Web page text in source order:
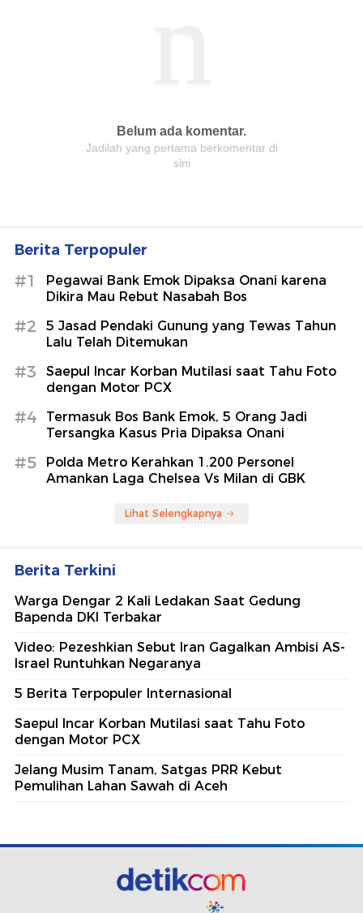
Berita Terpopuler
#1
Pegawai Bank Emok Dipaksa Onani karena
Dikira Mau Rebut Nasabah Bos
#2
5 Jasad Pendaki Gunung yang Tewas Tahun
Lalu Telah Ditemukan
#3
Saepul Incar Korban Mutilasi saat Tahu Foto
dengan Motor PCX
#4
Termasuk Bos Bank Emok, 5 Orang Jadi
Tersangka Kasus Pria Dipaksa Onani
#5
Polda Metro Kerahkan 1.200 Personel
Amankan Laga Chelsea Vs Milan di GBK
Lihat Selengkapnya
Berita Terkini
Warga Dengar 2 Kali Ledakan Saat Gedung
Bapenda DKI Terbakar
Video: Pezeshkian Sebut Iran Gagalkan Ambisi AS-
Israel Runtuhkan Negaranya
5 Berita Terpopuler Internasional
Saepul Incar Korban Mutilasi saat Tahu Foto
dengan Motor PCX
Jelang Musim Tanam, Satgas PRR Kebut
Pemulihan Lahan Sawah di Aceh